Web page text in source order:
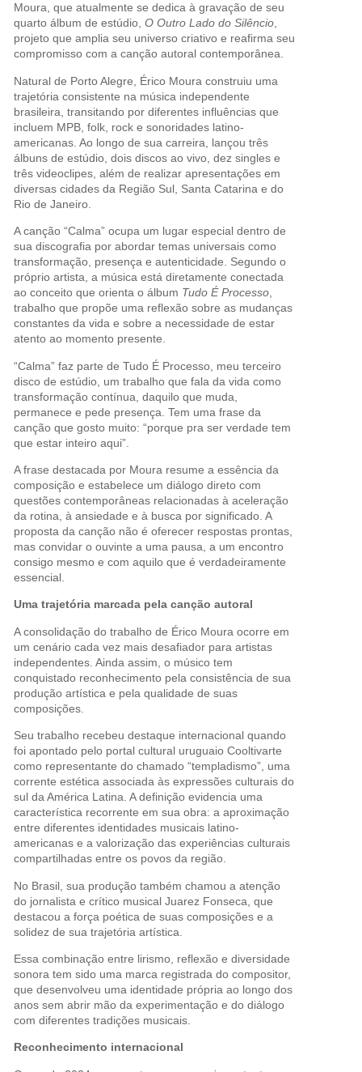
Moura, que atualmente se dedica à gravação de seu
quarto álbum de estúdio, O Outro Lado do Silêncio,
projeto que amplia seu universo criativo e reafirma seu
compromisso com a canção autoral contemporânea.
Natural de Porto Alegre, Érico Moura construiu uma
trajetória consistente na música independente
brasileira, transitando por diferentes influências que
incluem MPB, folk, rock e sonoridades latino-
americanas. Ao longo de sua carreira, lançou três
álbuns de estúdio, dois discos ao vivo, dez singles e
três videoclipes, além de realizar apresentações em
diversas cidades da Região Sul, Santa Catarina e do
Rio de Janeiro.
A canção “Calma” ocupa um lugar especial dentro de
sua discografia por abordar temas universais como
transformação, presença e autenticidade. Segundo o
próprio artista, a música está diretamente conectada
ao conceito que orienta o álbum Tudo É Processo
trabalho que propõe uma reflexão sobre as mudanças
constantes da vida e sobre a necessidade de estar
atento ao momento presente.
“Calma” faz parte de Tudo É Processo, meu terceiro
disco de estúdio, um trabalho que fala da vida como
transformação contínua, daquilo que muda,
permanece e pede presença. Tem uma frase da
canção que gosto muito: “porque pra ser verdade tem
que estar inteiro aqui”.
A frase destacada por Moura resume a essência da
composição e estabelece um diálogo direto com
questões contemporâneas relacionadas à aceleração
da rotina, à ansiedade e à busca por significado. A
proposta da canção não é oferecer respostas prontas,
mas convidar o ouvinte a uma pausa, a um encontro
consigo mesmo e com aquilo que é verdadeiramente
essencial.
Uma trajetória marcada pela canção autoral
A consolidação do trabalho de Érico Moura ocorre em
um cenário cada vez mais desafiador para artistas
independentes. Ainda assim, o músico tem
conquistado reconhecimento pela consistência de sua
produção artística e pela qualidade de suas
composições.
Seu trabalho recebeu destaque internacional quando
foi apontado pelo portal cultural uruguaio Cooltivarte
como representante do chamado “templadismo”, uma
corrente estética associada às expressões culturais do
sul da América Latina. A definição evidencia uma
característica recorrente em sua obra: a aproximação
entre diferentes identidades musicais latino-
americanas e a valorização das experiências culturais
compartilhadas entre os povos da região.
No Brasil, sua produção também chamou a atenção
do jornalista e crítico musical Juarez Fonseca, que
destacou a força poética de suas composições e a
solidez de sua trajetória artística.
Essa combinação entre lirismo, reflexão e diversidade
sonora tem sido uma marca registrada do compositor,
que desenvolveu uma identidade própria ao longo dos
anos sem abrir mão da experimentação e do diálogo
com diferentes tradições musicais.
Reconhecimento internacional